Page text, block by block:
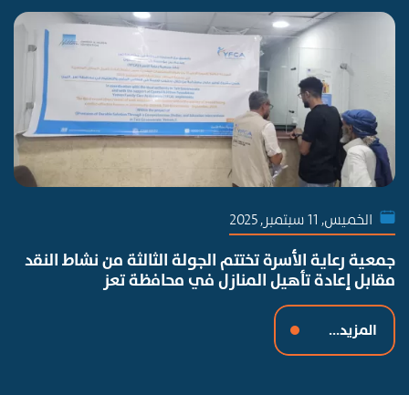
الخميس, 11 سبتمبر, 2025
جمعية رعاية الأسرة تختتم الجولة الثالثة من نشاط النقد
مقابل إعادة تأهيل المنازل في محافظة تعز
المزيد...